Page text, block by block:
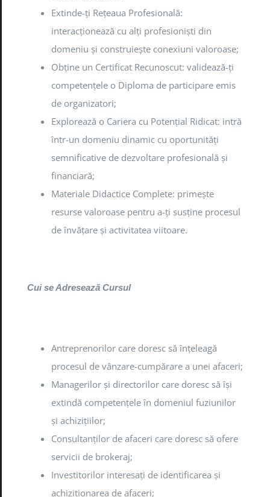
Extinde-ți Rețeaua Profesională:
interacționează cu alți profesioniști din
domeniu și construiește conexiuni valoroase;
Obține un Certificat Recunoscut: validează-ți
competențele o Diploma de participare emis
de organizatori;
Explorează o Cariera cu Potențial Ridicat: intră
într-un domeniu dinamic cu oportunități
semnificative de dezvoltare profesională și
financiară;
Materiale Didactice Complete: primește
resurse valoroase pentru a-ți susține procesul
de învățare și activitatea viitoare.
Cui se Adresează Cursul
Antreprenorilor care doresc să înțeleagă
procesul de vânzare-cumpărare a unei afaceri;
Managerilor și directorilor care doresc să își
extindă competențele în domeniul fuziunilor
și achizițiilor;
Consultanților de afaceri care doresc să ofere
servicii de brokeraj;
Investitorilor interesați de identificarea și
achiziționarea de afaceri;